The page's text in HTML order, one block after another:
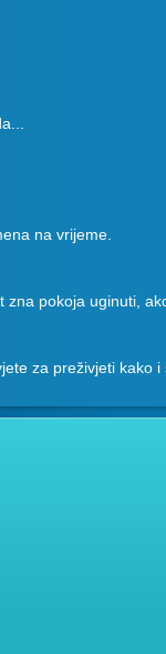
na vrijeme.
pokoja uginuti,
za preživjeti kako i